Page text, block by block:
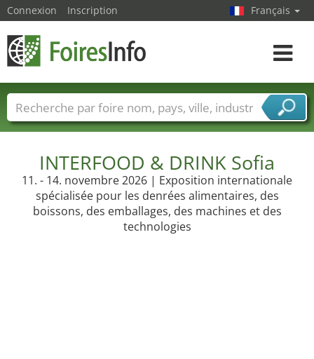
INTERFOOD & DRINK Sofia
11. - 14. novembre 2026 | Exposition internationale
spécialisée pour les denrées alimentaires, des
boissons, des emballages, des machines et des
technologies
Connexion Inscription Français
Toggle
Foire noms Pays Villes
Secteurs de foire